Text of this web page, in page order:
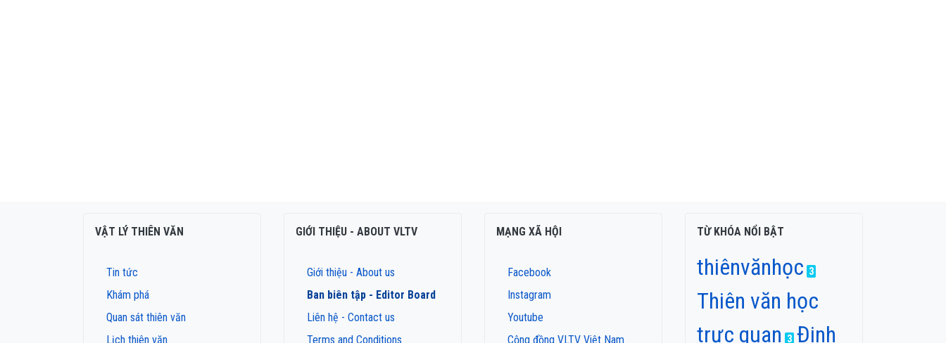
VẬT LÝ THIÊN VĂN
Tin tức
Khám phá
Quan sát thiên văn
Lịch thiên văn
GIỚI THIỆU - ABOUT VLTV
Giới thiệu - About us
Ban biên tập - Editor Board
Liên hệ - Contact us
Terms and Conditions
MẠNG XÃ HỘI
Facebook
Instagram
Youtube
Cộng đồng VLTV Việt Nam
TỪ KHÓA NỔI BẬT
thiênvănhọc 3
Thiên văn học
trực quan
3 Đinh